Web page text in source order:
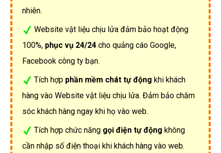
nhiên.
Website vật liệu chịu lửa đảm bảo hoạt động
100%, phục vụ 24/24 cho quảng cáo Google,
Facebook công ty bạn.
Tích hợp phần mềm chát tự động khi khách
hàng vào Website vật liệu chịu lửa. Đảm bảo chăm
sóc khách hàng ngay khi họ vào web.
Tích hợp chức năng gọi điện tự động không
cần nhập số điện thoại khi khách hàng vào web.